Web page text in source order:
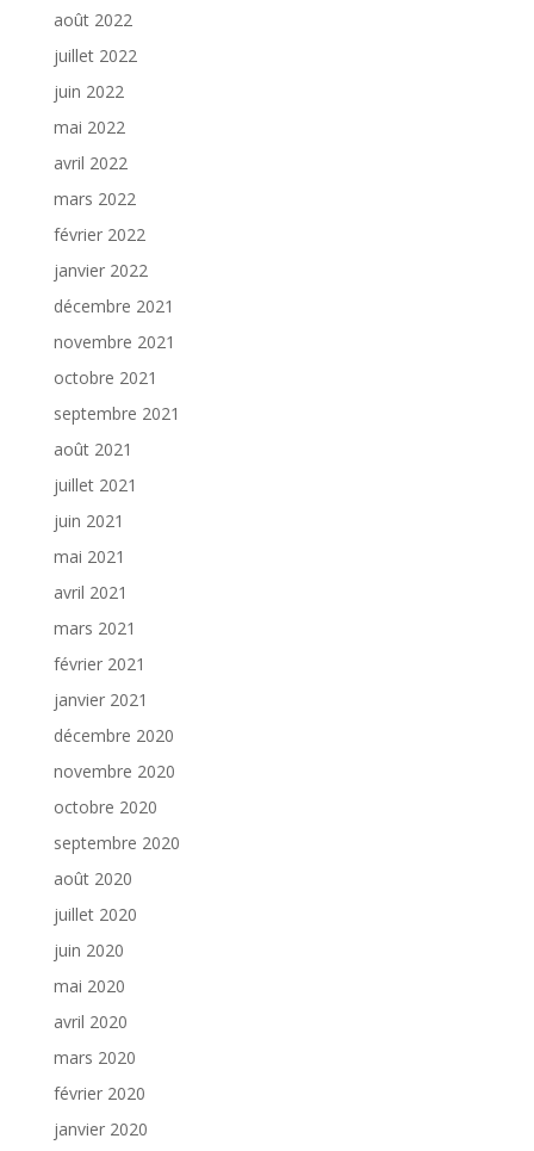
août 2022
juillet 2022
juin 2022
mai 2022
avril 2022
mars 2022
février 2022
janvier 2022
décembre 2021
novembre 2021
octobre 2021
septembre 2021
août 2021
juillet 2021
juin 2021
mai 2021
avril 2021
mars 2021
février 2021
janvier 2021
décembre 2020
novembre 2020
octobre 2020
septembre 2020
août 2020
juillet 2020
juin 2020
mai 2020
avril 2020
mars 2020
février 2020
janvier 2020